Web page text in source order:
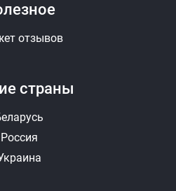
страны
Россия
отзывов